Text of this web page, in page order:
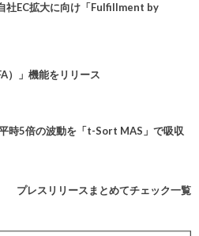
社EC拡大に向け「Fulfillment by
）」機能をリリース
時5倍の波動を「t-Sort MAS」で吸収
プレスリリースまとめてチェック一覧